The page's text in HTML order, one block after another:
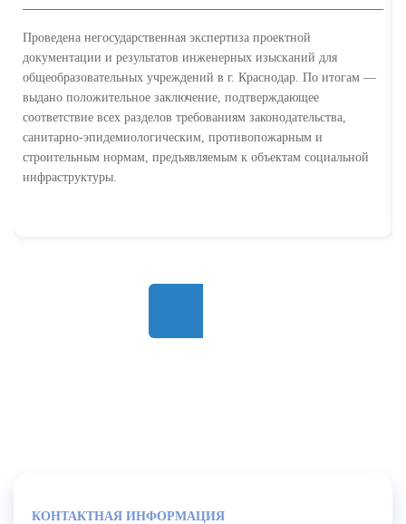
Проведена негосударственная экспертиза проектной
документации и результатов инженерных изысканий для
общеобразовательных учреждений в г. Краснодар. По итогам —
выдано положительное заключение, подтверждающее
соответствие всех разделов требованиям законодательства,
санитарно-эпидемиологическим, противопожарным и
строительным нормам, предъявляемым к объектам социальной
инфраструктуры.
КОНТАКТНАЯ ИНФОРМАЦИЯ